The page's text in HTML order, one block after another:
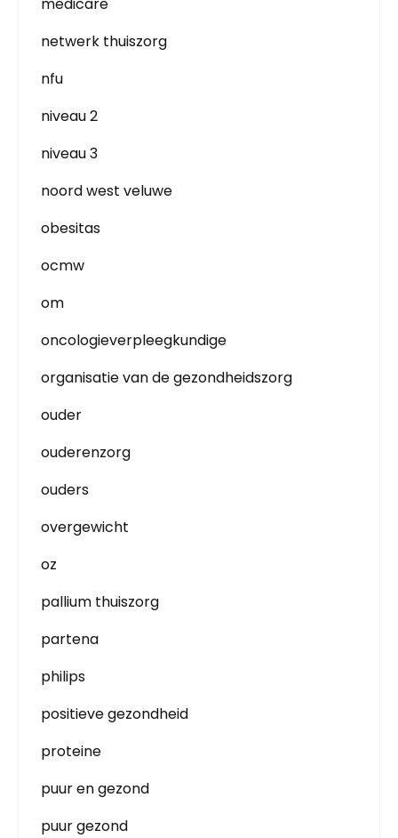
medicare
netwerk thuiszorg
nfu
niveau 2
niveau 3
noord west veluwe
obesitas
ocmw
om
oncologieverpleegkundige
organisatie van de gezondheidszorg
ouder
ouderenzorg
ouders
overgewicht
oz
pallium thuiszorg
partena
philips
positieve gezondheid
proteine
puur en gezond
puur gezond